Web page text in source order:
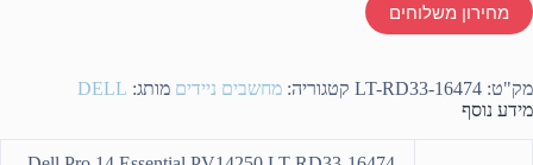
מחירון משלוחים
מק"ט: LT-RD33-16474 קטגוריה: מחשבים ניידים מותג: DELL
מידע נוסף